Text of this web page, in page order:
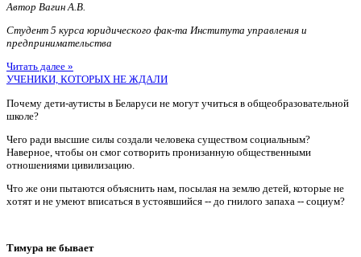
Автор Вагин А.В.
Студент 5 курса юридического фак-та Института управления и
предпринимательства
Читать далее »
УЧЕНИКИ, КОТОРЫХ НЕ ЖДАЛИ
Почему дети-аутисты в Беларуси не могут учиться в общеобразовательной
школе?
Чего ради высшие силы создали человека существом социальным?
Наверное, чтобы он смог сотворить пронизанную общественными
отношениями цивилизацию.
Что же они пытаются объяснить нам, посылая на землю детей, которые не
хотят и не умеют вписаться в устоявшийся -- до гнилого запаха -- социум?
Тимура не бывает